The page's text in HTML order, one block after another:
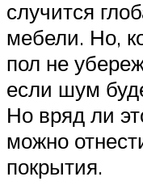
случится
мебели. Но,
пол не
если шум
Но вряд ли
можно
покрытия.